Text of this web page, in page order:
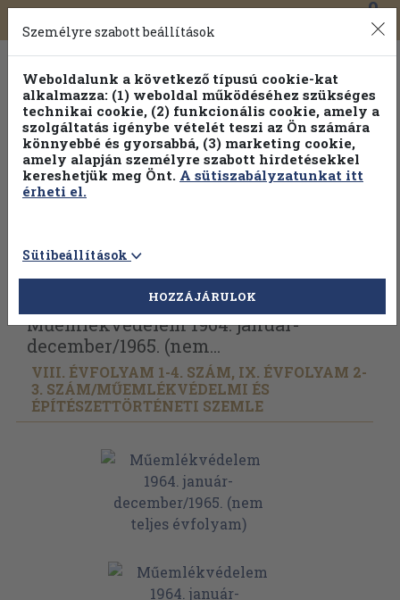
Toggle
navigation
0
Válogasson több mint 1.000.000 kiadványunk közül
100% kedvezménnyel!
Vissza az előző oldalra Válasszon példányt
Műemlékvédelem 1964. január-
december/1965. (nem...
VIII. ÉVFOLYAM 1-4. SZÁM, IX. ÉVFOLYAM 2-
3. SZÁM/MŰEMLÉKVÉDELMI ÉS
ÉPÍTÉSZETTÖRTÉNETI SZEMLE
Személyre szabott beállítások
Weboldalunk a következő típusú cookie-kat
alkalmazza: (1) weboldal működéséhez szükséges
technikai cookie, (2) funkcionális cookie, amely a
szolgáltatás igénybe vételét teszi az Ön számára
könnyebbé és gyorsabbá, (3) marketing cookie,
amely alapján személyre szabott hirdetésekkel
kereshetjük meg Önt. A sütiszabályzatunkat itt
érheti el.
Sütibeállítások
HOZZÁJÁRULOK